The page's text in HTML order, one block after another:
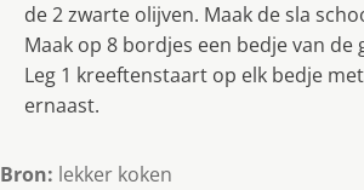
de 2 zwarte olijven. Maak de sla
Maak op 8 bordjes een bedje van de
Leg 1 kreeftenstaart op elk bedje
ernaast.
Bron: lekker koken